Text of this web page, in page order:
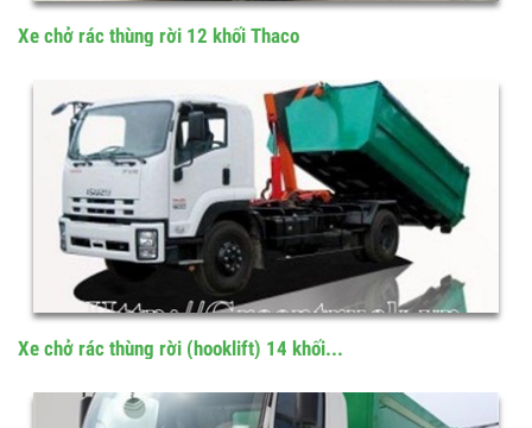
Xe chở rác thùng rời 12 khối Thaco